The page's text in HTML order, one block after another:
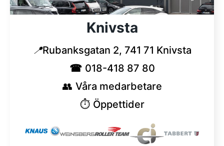
Knivsta
📍Rubanksgatan 2, 741 71 Knivsta
☎ 018-418 87 80
👥 Våra medarbetare
⏱︎ Öppettider